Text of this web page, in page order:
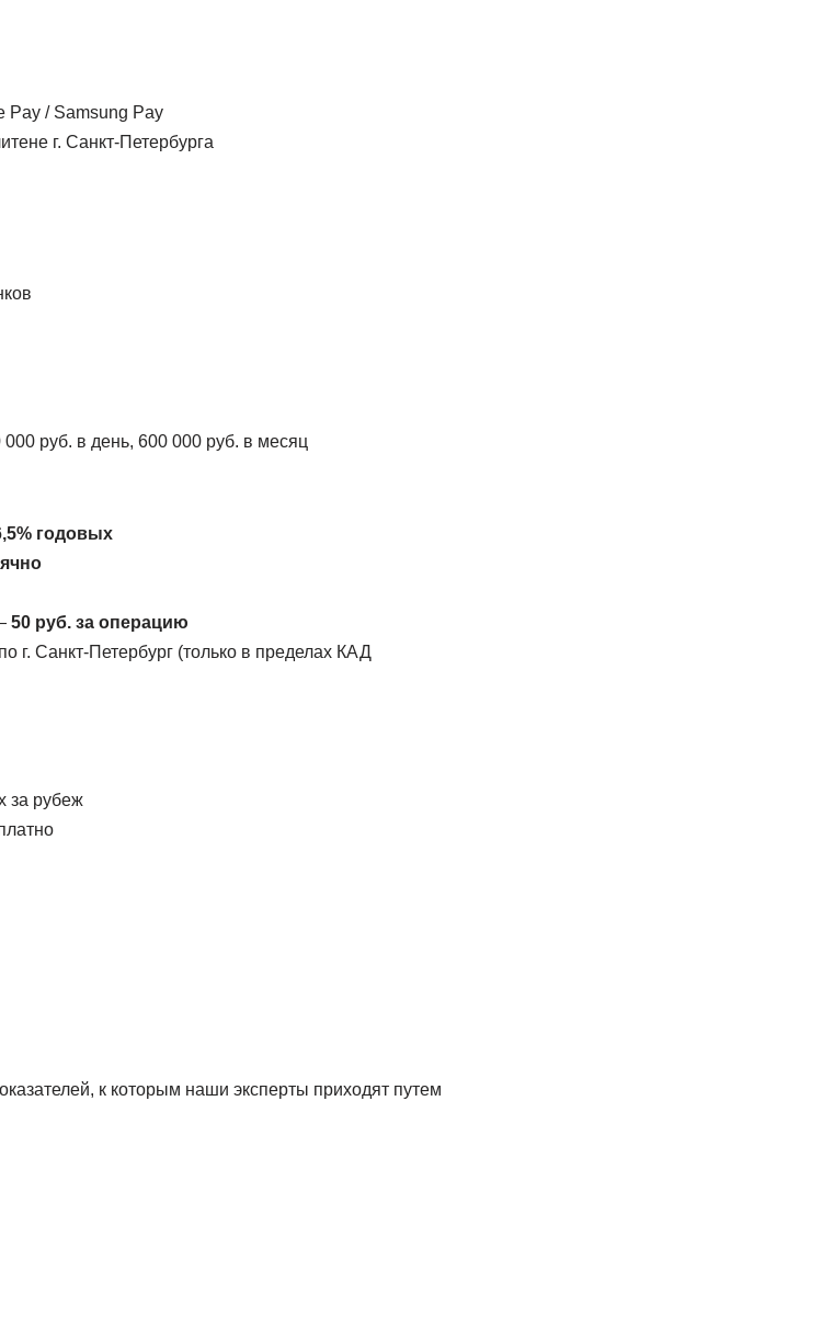
Pay / Samsung Pay
г. Санкт-Петербурга
руб. в день, 600 000 руб. в месяц
годовых
50 руб. за операцию
г. Санкт-Петербург (только в пределах КАД
за рубеж
к которым наши эксперты приходят путем